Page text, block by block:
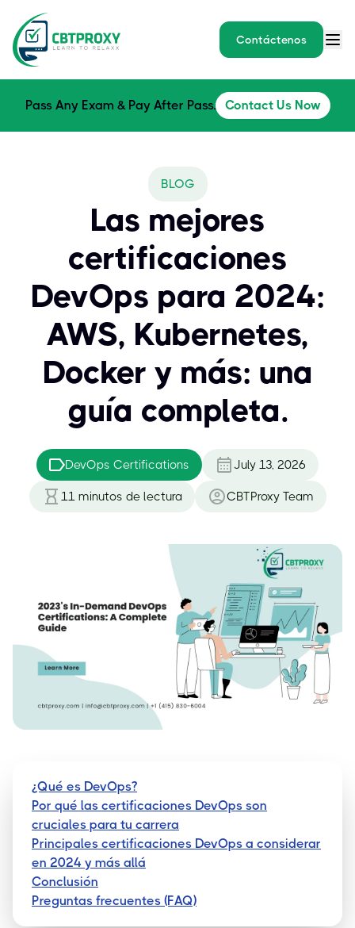
Contáctenos
Pass Any Exam & Pay After Pass. Contact Us Now
BLOG
Las mejores
certificaciones
DevOps para 2024:
AWS, Kubernetes,
Docker y más: una
guía completa.
DevOps Certifications July 13, 2026
11 minutos de lectura CBTProxy Team
¿Qué es DevOps?
Por qué las certificaciones DevOps son
cruciales para tu carrera
Principales certificaciones DevOps a considerar
en 2024 y más allá
Conclusión
Preguntas frecuentes (FAQ)